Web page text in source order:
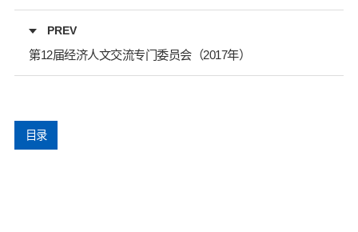
PREV
第12届经济人文交流专门委员会（2017年）
目录